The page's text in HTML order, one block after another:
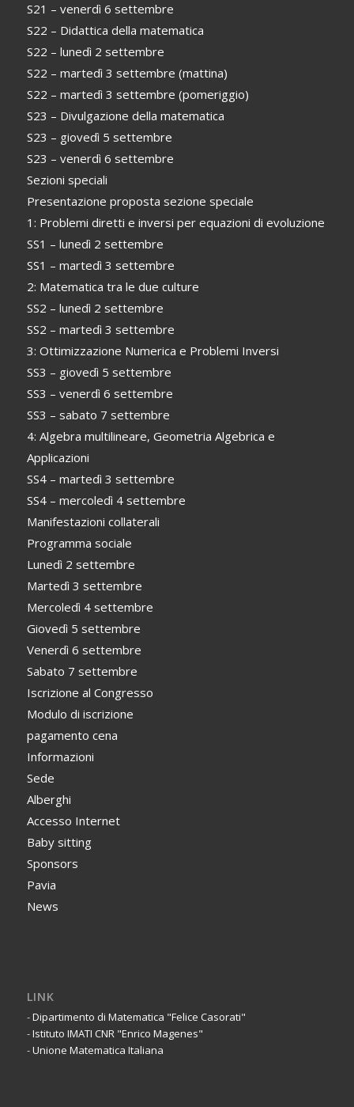
S21 – venerdì 6 settembre
S22 – Didattica della matematica
S22 – lunedì 2 settembre
S22 – martedì 3 settembre (mattina)
S22 – martedì 3 settembre (pomeriggio)
S23 – Divulgazione della matematica
S23 – giovedì 5 settembre
S23 – venerdì 6 settembre
Sezioni speciali
Presentazione proposta sezione speciale
1: Problemi diretti e inversi per equazioni di evoluzione
SS1 – lunedì 2 settembre
SS1 – martedì 3 settembre
2: Matematica tra le due culture
SS2 – lunedì 2 settembre
SS2 – martedì 3 settembre
3: Ottimizzazione Numerica e Problemi Inversi
SS3 – giovedì 5 settembre
SS3 – venerdì 6 settembre
SS3 – sabato 7 settembre
4: Algebra multilineare, Geometria Algebrica e
Applicazioni
SS4 – martedì 3 settembre
SS4 – mercoledì 4 settembre
Manifestazioni collaterali
Programma sociale
Lunedì 2 settembre
Martedì 3 settembre
Mercoledì 4 settembre
Giovedì 5 settembre
Venerdì 6 settembre
Sabato 7 settembre
Iscrizione al Congresso
Modulo di iscrizione
pagamento cena
Informazioni
Sede
Alberghi
Accesso Internet
Baby sitting
Sponsors
Pavia
News
LINK
-Dipartimento di Matematica "Felice Casorati"
-Istituto IMATI CNR "Enrico Magenes"
-Unione Matematica Italiana